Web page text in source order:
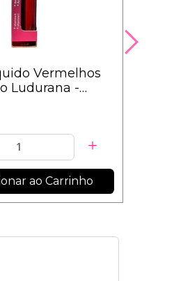
Vermelhos
Ludurana -
ao Carrinho